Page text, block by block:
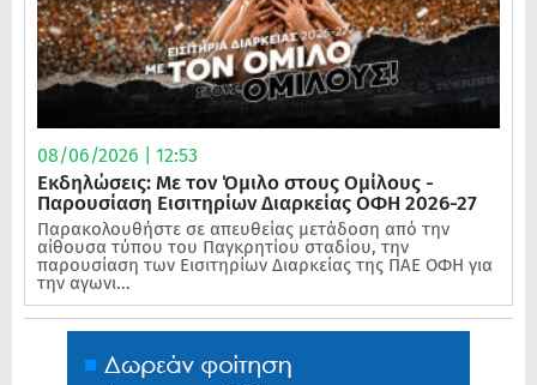
08/06/2026 | 12:53
Εκδηλώσεις: Με τον Όμιλο στους Ομίλους -
Παρουσίαση Εισιτηρίων Διαρκείας ΟΦΗ 2026-27
Παρακολουθήστε σε απευθείας μετάδοση από την
αίθουσα τύπου του Παγκρητίου σταδίου, την
παρουσίαση των Εισιτηρίων Διαρκείας της ΠΑΕ ΟΦΗ για
την αγωνι...